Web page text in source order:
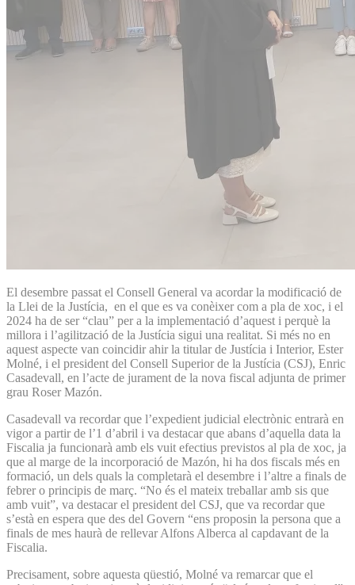
El desembre passat el Consell General va acordar la modificació de
la Llei de la Justícia, en el que es va conèixer com a pla de xoc, i el
2024 ha de ser “clau” per a la implementació d’aquest i perquè la
millora i l’agilització de la Justícia sigui una realitat. Si més no en
aquest aspecte van coincidir ahir la titular de Justícia i Interior, Ester
Molné, i el president del Consell Superior de la Justícia (CSJ), Enric
Casadevall, en l’acte de jurament de la nova fiscal adjunta de primer
grau Roser Mazón.
Casadevall va recordar que l’expedient judicial electrònic entrarà en
vigor a partir de l’1 d’abril i va destacar que abans d’aquella data la
Fiscalia ja funcionarà amb els vuit efectius previstos al pla de xoc, ja
que al marge de la incorporació de Mazón, hi ha dos fiscals més en
formació, un dels quals la completarà el desembre i l’altre a finals de
febrer o principis de març. “No és el mateix treballar amb sis que
amb vuit”, va destacar el president del CSJ, que va recordar que
s’està en espera que des del Govern “ens proposin la persona que a
finals de mes haurà de rellevar Alfons Alberca al capdavant de la
Fiscalia.
Precisament, sobre aquesta qüestió, Molné va remarcar que el